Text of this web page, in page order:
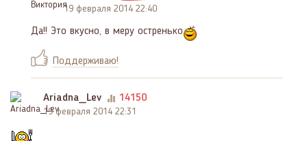
19 февраля 2014 22:40
Да!! Это вкусно, в меру остренько
Поддерживаю!
Ariadna_Lev 14150
19 февраля 2014 22:31